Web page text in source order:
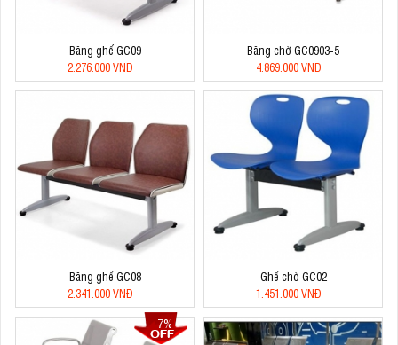
Băng ghế GC09
2.276.000 VNĐ
Băng chờ GC0903-5
4.869.000 VNĐ
Băng ghế GC08
2.341.000 VNĐ
Ghế chờ GC02
1.451.000 VNĐ
7%